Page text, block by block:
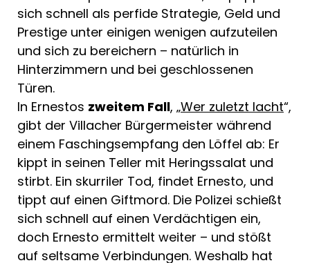
sich schnell als perfide Strategie, Geld und
Prestige unter einigen wenigen aufzuteilen
und sich zu bereichern – natürlich in
Hinterzimmern und bei geschlossenen
Türen.
In Ernestos zweitem Fall, „Wer zuletzt lacht“,
gibt der Villacher Bürgermeister während
einem Faschingsempfang den Löffel ab: Er
kippt in seinen Teller mit Heringssalat und
stirbt. Ein skurriler Tod, findet Ernesto, und
tippt auf einen Giftmord. Die Polizei schießt
sich schnell auf einen Verdächtigen ein,
doch Ernesto ermittelt weiter – und stößt
auf seltsame Verbindungen. Weshalb hat